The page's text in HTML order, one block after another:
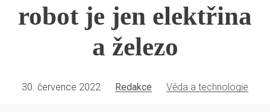
robot je jen elektřina
a železo
30. července 2022 Redakce Věda a technologie